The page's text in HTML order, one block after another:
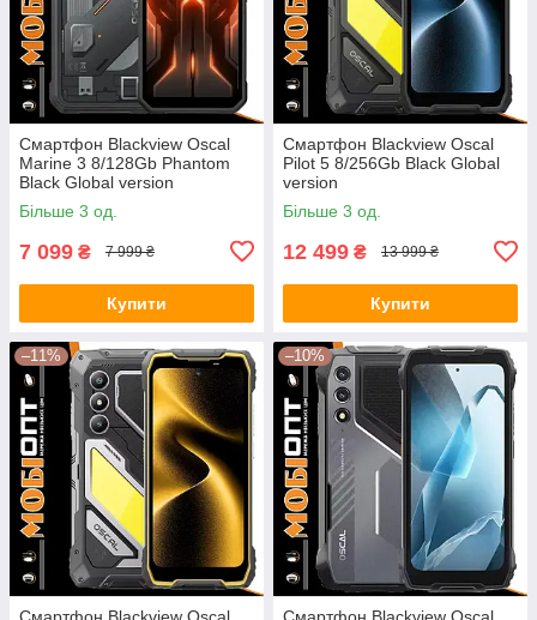
Смартфон Blackview Oscal
Marine 3 8/128Gb Phantom
Black Global version
Більше 3 од.
7 099 ₴ 7 999 ₴
Купити
Смартфон Blackview Oscal
Pilot 5 8/256Gb Black Global
version
Більше 3 од.
12 499 ₴ 13 999 ₴
Купити
–11%
Смартфон Blackview Oscal
–10%
Смартфон Blackview Oscal